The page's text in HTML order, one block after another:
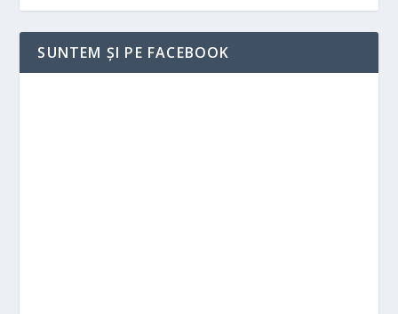
SUNTEM ȘI PE FACEBOOK